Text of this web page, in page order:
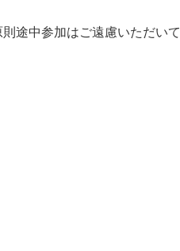
途中参加はご遠慮いただいて